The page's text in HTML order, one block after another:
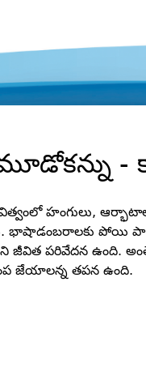
-
హంగులు,
భాషాడంబరాలకు పోయి
జీవిత పరివేదన ఉంది.
జేయాలన్న తపన ఉంది.